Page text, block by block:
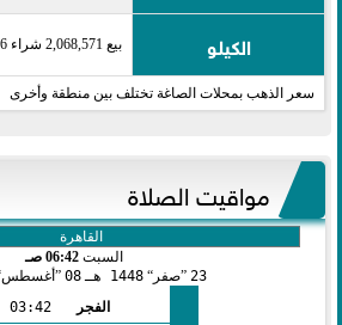
الكيلو بيع 2,068,571 شراء 2,114,286
سعر الذهب بمحلات الصاغة تختلف بين منطقة وأخرى
مواقيت الصلاة
السبت 06:42 صـ
23 صفر 1448 هـ 08 أغسطس
الفجر
03:42